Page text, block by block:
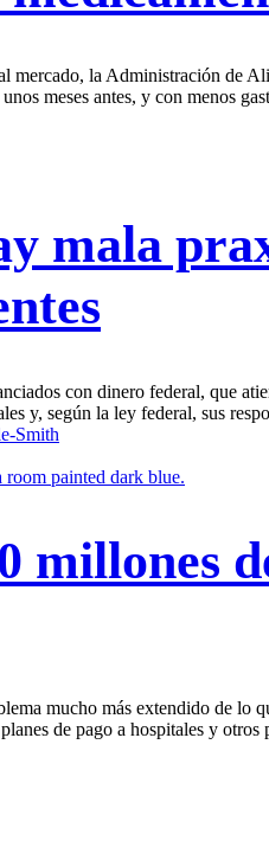
mercado, la Administración de
meses antes, y con menos
mala
con dinero federal, que
y, según la ley federal, sus
Smith
millones
mucho más extendido de lo
de pago a hospitales y otros